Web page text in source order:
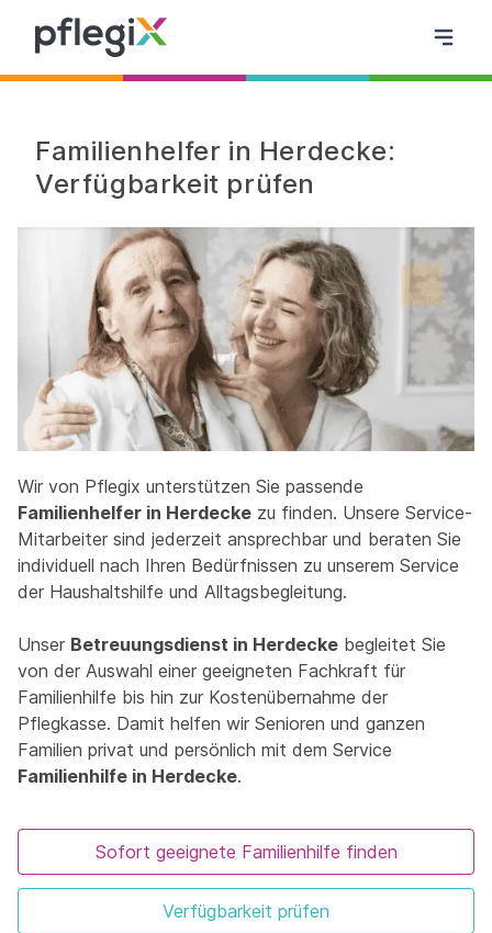
Familienhelfer in Herdecke:
Verfügbarkeit prüfen
Wir von Pflegix unterstützen Sie passende
Familienhelfer in Herdecke zu finden. Unsere Service-
Mitarbeiter sind jederzeit ansprechbar und beraten Sie
individuell nach Ihren Bedürfnissen zu unserem Service
der Haushaltshilfe und Alltagsbegleitung.
Unser Betreuungsdienst in Herdecke begleitet Sie
von der Auswahl einer geeigneten Fachkraft für
Familienhilfe bis hin zur Kostenübernahme der
Pflegkasse. Damit helfen wir Senioren und ganzen
Familien privat und persönlich mit dem Service
Familienhilfe in Herdecke.
Sofort geeignete Familienhilfe finden
Verfügbarkeit prüfen